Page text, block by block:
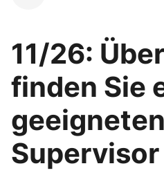
11/26:
finden Sie
geeigneten
Supervisor